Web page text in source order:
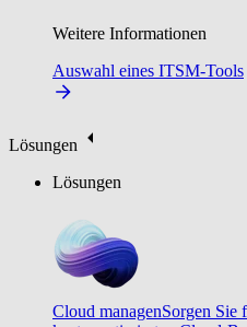
Weitere Informationen
Auswahl eines ITSM-Tools
Lösungen
Lösungen
Cloud managenSorgen Sie